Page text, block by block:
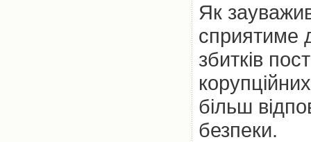
Як
сприятиме
збитків
більш
безпеки.